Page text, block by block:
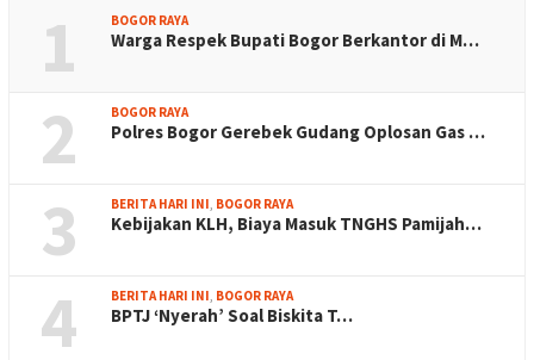
1 BOGOR RAYA
Warga Respek Bupati Bogor Berkantor di M…
2 BOGOR RAYA
Polres Bogor Gerebek Gudang Oplosan Gas …
3 BERITA HARI INI, BOGOR RAYA
Kebijakan KLH, Biaya Masuk TNGHS Pamijah…
4 BERITA HARI INI, BOGOR RAYA
BPTJ ‘Nyerah’ Soal Biskita T…